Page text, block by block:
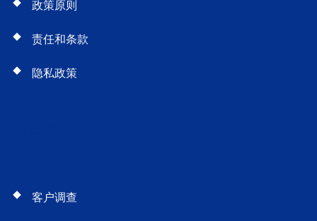
政策原则
责任和条款
隐私政策
客户调查